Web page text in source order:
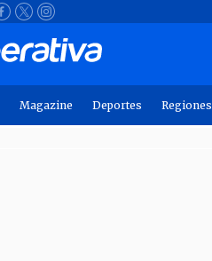
Magazine Deportes Regiones